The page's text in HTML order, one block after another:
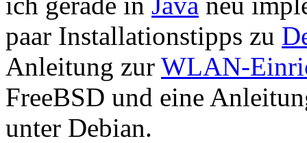
paar Installationstipps zu
Anleitung zur WLAN-
FreeBSD und eine
unter Debian.